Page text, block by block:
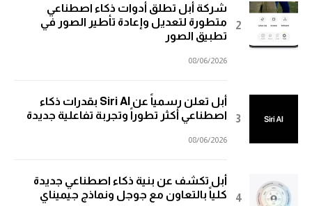
شركة أبل تطلق أدوات ذكاء اصطناعي
متطورة لتعديل وإعادة تأطير الصور في
تطبيق الصور
08/06/2026
أبل تعلن رسمياً عن Siri AI بقدرات ذكاء
اصطناعي أكثر تطوراً وتجربة تفاعلية جديدة
08/06/2026
أبل تكشف عن بنية ذكاء اصطناعي جديدة
كلياً بالتعاون مع جوجل ونماذج جيميناي